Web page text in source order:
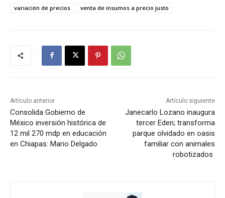
variación de precios
venta de insumos a precio justo
Artículo anterior
Consolida Gobierno de
México inversión histórica de
12 mil 270 mdp en educación
en Chiapas: Mario Delgado
Artículo siguiente
Janecarlo Lozano inaugura
tercer Eden; transforma
parque olvidado en oasis
familiar con animales
robotizados